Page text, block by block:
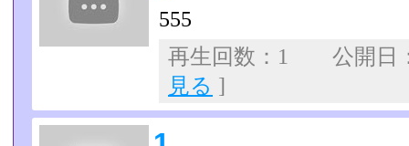
555
再生回数：1 公開
見る ]